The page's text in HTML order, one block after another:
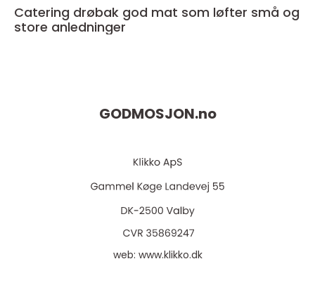
Catering drøbak god mat som løfter små og
store anledninger
GODMOSJON.no
web: www.klikko.dk